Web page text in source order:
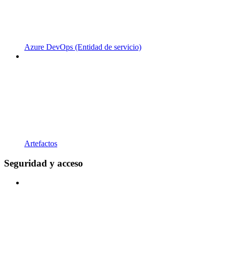
Azure DevOps (Entidad de servicio)
Artefactos
Seguridad y acceso